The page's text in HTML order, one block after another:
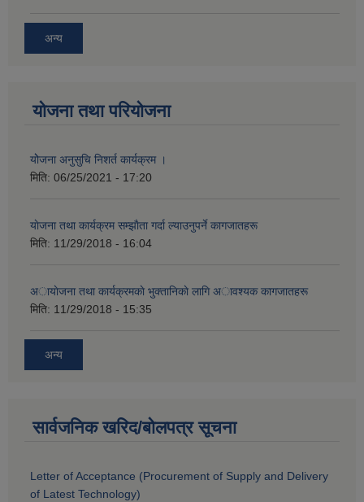
अन्य
योजना तथा परियोजना
योेजना अनुसुचि निशर्त कार्यक्रम ।
मिति: 06/25/2021 - 17:20
याेजना तथा कार्यक्रम सम्झाैता गर्दा ल्याउनुपर्ने कागजातहरू
मिति: 11/29/2018 - 16:04
अायाेजना तथा कार्यक्रमकाे भुक्तानिकाे लागि अावश्यक कागजातहरू
मिति: 11/29/2018 - 15:35
अन्य
सार्वजनिक खरिद/बोलपत्र सूचना
Letter of Acceptance (Procurement of Supply and Delivery
of Latest Technology)